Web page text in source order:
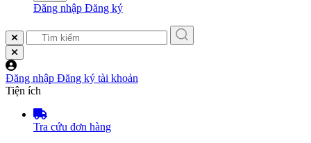
Đăng nhập Đăng ký
Đăng nhập Đăng ký tài khoản
Tiện ích
Tra cứu đơn hàng